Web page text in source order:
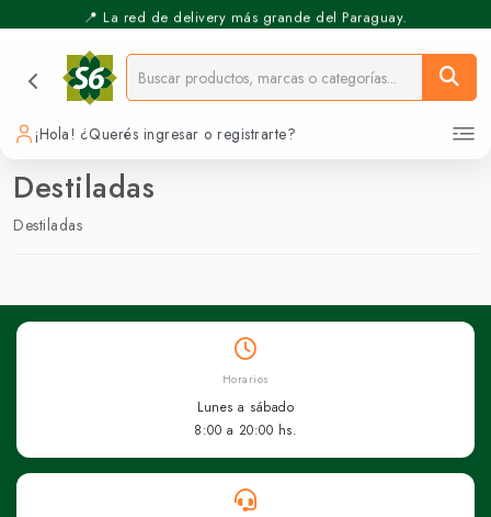
📍 La red de delivery más grande del Paraguay.
¡Hola! ¿Querés ingresar o registrarte?
Destiladas
Destiladas
Horarios
Lunes a sábado
8:00 a 20:00 hs.